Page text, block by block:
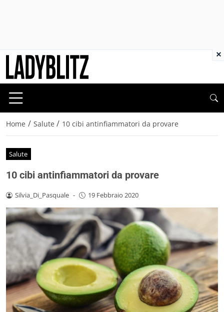
Home / Salute / 10 cibi antinfiammatori da provare
Salute
10 cibi antinfiammatori da provare
Silvia_Di_Pasquale - 19 Febbraio 2020
×